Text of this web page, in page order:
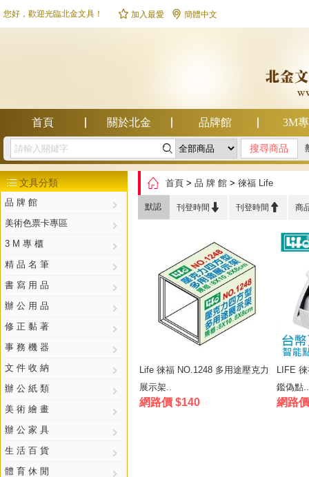
您好，歡迎光臨北金文具！  加入最愛  簡體中文
首頁 關於北金 品牌館 3M
幫助中心 
文具分類
品 牌 館
美術色票卡專區
3 M 專 櫃
精 品 名 筆
書 寫 用 品
辦 公 用 品
修 正 黏 著
事 務 機 器
文 件 收 納
辦 公 紙 類
美 術 繪 畫
辦 公 家 具
生 活 百 貨
體 育 休 閒
 首頁 > 品 牌 館 > 徠福 Life
默認 刊登時間  刊登時間  商
Life 徠福 NO.1248 多用途壓克力
展示架..
網路價 $140
LIFE
鑑偽點..
網路